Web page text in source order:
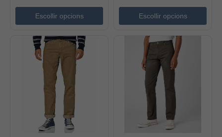
Cinturons
Calçat
Gavardina estiu home
Gavardina hivern home
Mitjons
Pana dona
Roba interior
Escollir opcions Escollir opcions